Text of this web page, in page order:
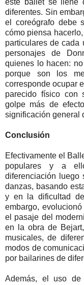
este ballet se llene
diferentes. Sin
el coreógrafo debe
cómo piensa
particulares de cada
personajes de
quienes lo hacen:
porque son los
corresponde ocupar
parecido físico con
golpe más de
significación general
Conclusión
Efectivamente el
populares y a
diferenciación luego
danzas, basando
y en la dificultad
embargo,
el pasaje del
en la obra de
musicales, de
modos de
por bailarines de
Además, el uso de